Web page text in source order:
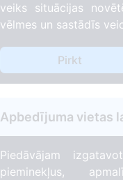
veiks situācijas
vēlmes un sastādīs
Pirkt
Apbedījuma vietas
Piedāvājam
pieminekļus,